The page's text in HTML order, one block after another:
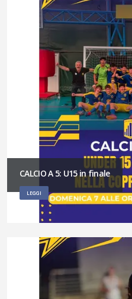
CALCIO A 5: U15 in finale
LEGGI